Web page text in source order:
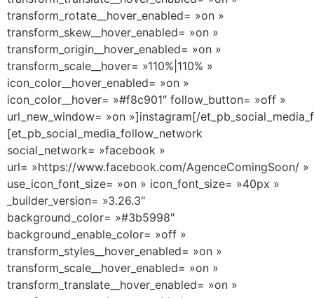
transform_rotate__hover_enabled= »on »
transform_skew__hover_enabled= »on »
transform_origin__hover_enabled= »on »
transform_scale__hover= »110%|110% »
icon_color__hover_enabled= »on »
icon_color__hover= »#f8c901″ follow_button= »off »
url_new_window= »on »]instagram[/
[et_pb_social_media_follow_network
social_network= »facebook »
url= »https://www.facebook.com/AgenceComingSoon/ »
use_icon_font_size= »on » icon_font_size= »40px »
_builder_version= »3.26.3″
background_color= »#3b5998″
background_enable_color= »off »
transform_styles__hover_enabled= »on »
transform_scale__hover_enabled= »on »
transform_translate__hover_enabled= »on »